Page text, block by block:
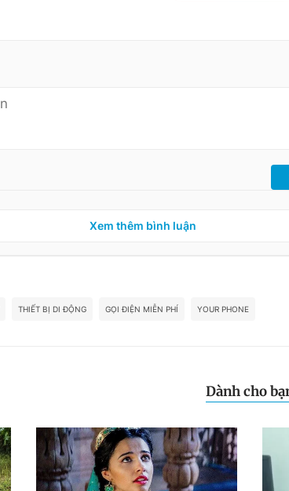
Xem thêm bình luận
THIẾT BỊ DI ĐỘNG GỌI ĐIỆN MIỄN PHÍ YOUR PHONE